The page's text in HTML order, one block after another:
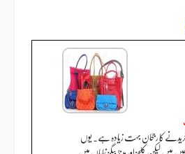
کا رجحان بہت زیادہ ہے. یوں